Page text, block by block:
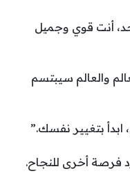
أنت قوي وجميل
والعالم سيبتسم
فرصة أخرى للنجاح.